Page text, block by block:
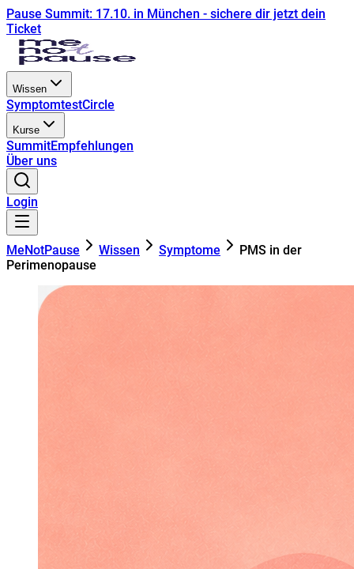
Pause Summit: 17.10. in München - sichere dir jetzt dein
Ticket
Wissen
SymptomtestCircle
Kurse
SummitEmpfehlungen
Über uns
Login
MeNotPause Wissen Symptome
PMS in der
Perimenopause